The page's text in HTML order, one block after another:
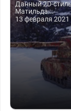
Данный 2D-
Матильда...
13 февраля 2021